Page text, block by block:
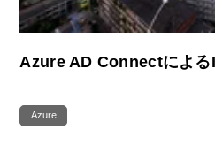
Azure AD Connectによる
Azure